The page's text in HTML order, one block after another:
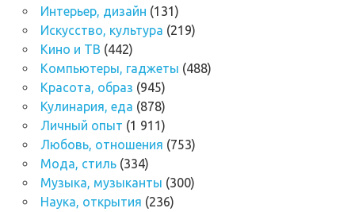
Интерьер, дизайн (131)
Искусство, культура (219)
Кино и ТВ (442)
Компьютеры, гаджеты (488)
Красота, образ (945)
Кулинария, еда (878)
Личный опыт (1 911)
Любовь, отношения (753)
Мода, стиль(334)
Музыка, музыканты (300)
Наука, открытия (236)